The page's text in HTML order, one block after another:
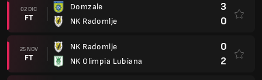
02 DIC
FT
Domzale
NK Radomlje
3
0
25 NOV
FT
NK Radomlje
NK Olimpia Lubiana
0
2